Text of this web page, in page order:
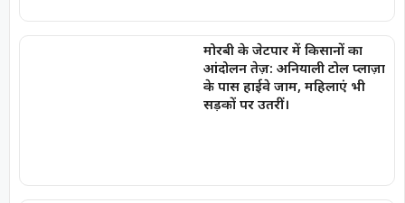
मोरबी के जेटपार में किसानों का
आंदोलन तेज़: अनियाली टोल प्लाज़ा
के पास हाईवे जाम, महिलाएं भी
सड़कों पर उतरीं।